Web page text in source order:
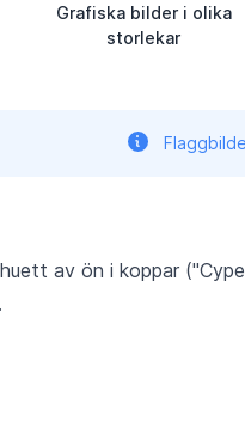
Grafiska bilder i olika
storlekar
av ön i koppar